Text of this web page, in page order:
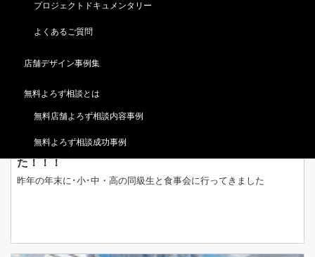
プロジェクトドキュメンタリー
よくあるご質問
店舗デザイン事例集
無料よろず相談とは
無料店舗よろず相談内容事例
無料よろず相談成功事例
昨年の年末･小･中･高の同級生と食事会に行ってきまし
た！！！
昨年の年末に･小･中・高の同級生と食事会に行ってきました